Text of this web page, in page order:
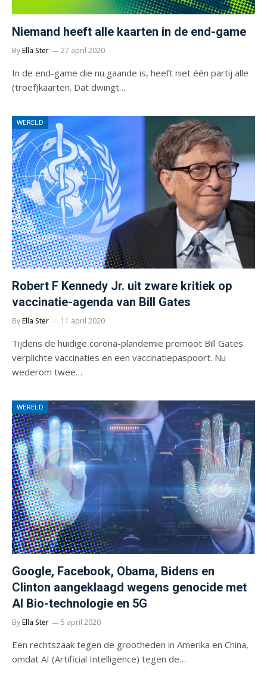
Niemand heeft alle kaarten in de end-game
ByElla Ster 27 april 2020
In de end-game die nu gaande is, heeft niet één partij alle
(troef)kaarten. Dat dwingt…
WERELD
Robert F Kennedy Jr. uit zware kritiek op
vaccinatie-agenda van Bill Gates
ByElla Ster 11 april 2020
Tijdens de huidige corona-plandemie promoot Bill Gates
verplichte vaccinaties en een vaccinatiepaspoort. Nu
wederom twee…
WERELD
Google, Facebook, Obama, Bidens en
Clinton aangeklaagd wegens genocide met
AI Bio-technologie en 5G
ByElla Ster 5 april 2020
Een rechtszaak tegen de grootheden in Amerika en China,
omdat AI (Artificial Intelligence) tegen de…